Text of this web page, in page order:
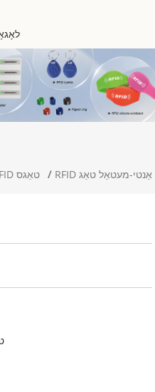
RFID טאַגס RFID אַנטי-מעטאַל טאַג